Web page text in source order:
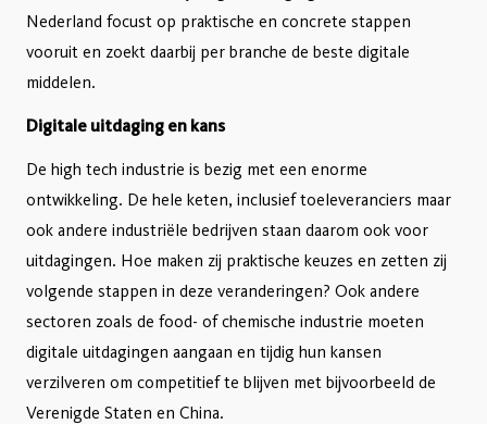
Nederland focust op praktische en concrete stappen
vooruit en zoekt daarbij per branche de beste digitale
middelen.
Digitale uitdaging en kans
De high tech industrie is bezig met een enorme
ontwikkeling. De hele keten, inclusief toeleveranciers maar
ook andere industriële bedrijven staan daarom ook voor
uitdagingen. Hoe maken zij praktische keuzes en zetten zij
volgende stappen in deze veranderingen? Ook andere
sectoren zoals de food- of chemische industrie moeten
digitale uitdagingen aangaan en tijdig hun kansen
verzilveren om competitief te blijven met bijvoorbeeld de
Verenigde Staten en China.